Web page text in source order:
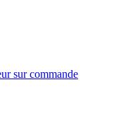
sur commande